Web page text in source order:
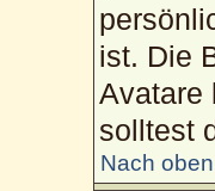
ist. Die
Avatare
solltest
Nach oben